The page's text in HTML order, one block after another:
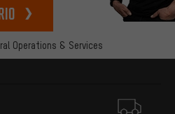
Operations & Services